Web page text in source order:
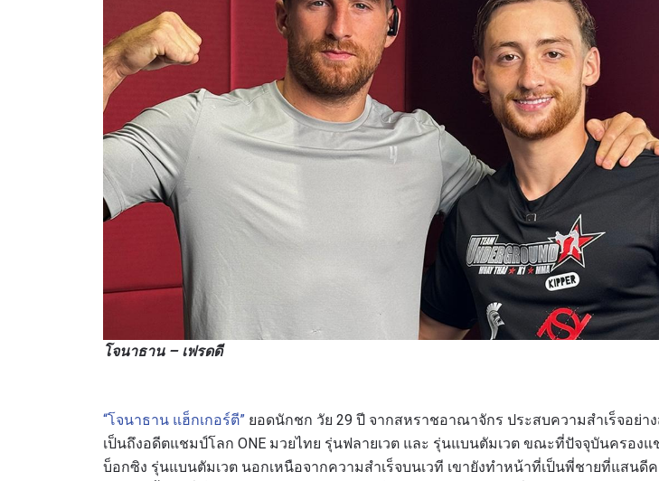
โจนาธาน – เฟรดดี
“โจนาธาน แฮ็กเกอร์ตี” ยอดนักชก วัย 29 ปี จากสหราชอาณาจักร ประสบความสำเร็จอย่าง
เป็นถึงอดีตแชมป์โลก ONE มวยไทย รุ่นฟลายเวต และ รุ่นแบนตัมเวต ขณะที่ปัจจุบันครองแ
บ็อกซิง รุ่นแบนตัมเวต นอกเหนือจากความสำเร็จบนเวที เขายังทำหน้าที่เป็นพี่ชายที่แสนดี